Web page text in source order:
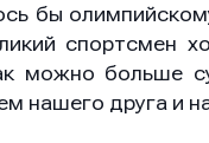
бы
спортсмен
можно больше
нашего друга и